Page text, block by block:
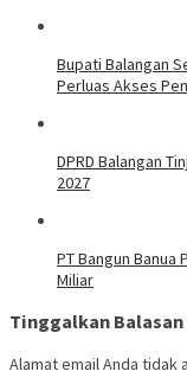
Bupati Balangan
Perluas Akses
DPRD Balangan
2027
PT Bangun Banua
Miliar
Tinggalkan Balasan
Alamat email Anda tidak